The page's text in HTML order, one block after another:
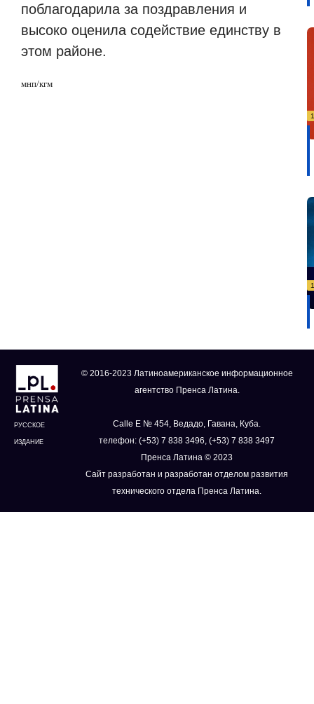
поблагодарила за поздравления и
высоко оценила содействие единству в
этом районе.
мнп/кгм
РУССКОЕ
ИЗДАНИЕ
© 2016-2023 Латиноамериканское информационное
агентство Пренса Латина.
Calle E № 454, Ведадо, Гавана, Куба.
телефон: (+53) 7 838 3496, (+53) 7 838 3497
Пренса Латина © 2023
Сайт разработан и разработан отделом развития
технического отдела Пренса Латина.